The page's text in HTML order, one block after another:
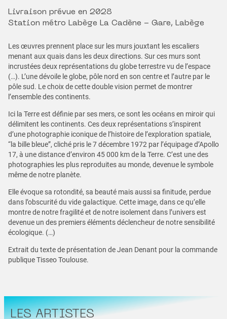
Livraison prévue en 2028
Station métro Labège La Cadène - Gare, Labège
Les œuvres prennent place sur les murs jouxtant les escaliers
menant aux quais dans les deux directions. Sur ces murs sont
incrustées deux représentations du globe terrestre vu de l’espace
(…). L’une dévoile le globe, pôle nord en son centre et l’autre par le
pôle sud. Le choix de cette double vision permet de montrer
l’ensemble des continents.
Ici la Terre est définie par ses mers, ce sont les océans en miroir qui
délimitent les continents. Ces deux représentations s’inspirent
d’une photographie iconique de l’histoire de l’exploration spatiale,
“la bille bleue”, cliché pris le 7 décembre 1972 par l’équipage d’Apollo
17, à une distance d’environ 45 000 km de la Terre. C’est une des
photographies les plus reproduites au monde, devenue le symbole
même de notre planète.
Elle évoque sa rotondité, sa beauté mais aussi sa finitude, perdue
dans l’obscurité du vide galactique. Cette image, dans ce qu’elle
montre de notre fragilité et de notre isolement dans l’univers est
devenue un des premiers éléments déclencheur de notre sensibilité
écologique. (…)
Extrait du texte de présentation de Jean Denant pour la commande
publique Tisseo Toulouse.
LES ARTISTES